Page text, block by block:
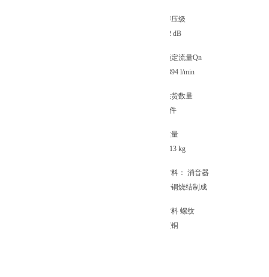
声压级
92 dB
额定流量Qn
8394 l/min
供货数量
1 件
重量
0.13 kg
材料： 消音器
青铜烧结制成
材料 螺纹
黄铜